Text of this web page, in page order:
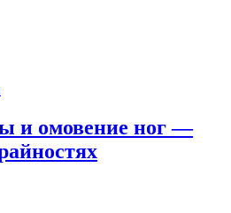
и омовение ног —